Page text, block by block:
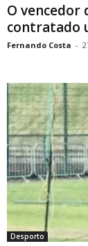
O vencedor
contratado
Fernando Costa -
Desporto